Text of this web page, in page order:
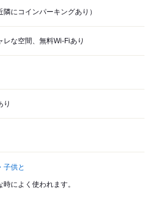
隣にコインパーキングあり）
レな空間、無料Wi-Fiあり
り
子供と
時によく使われます。